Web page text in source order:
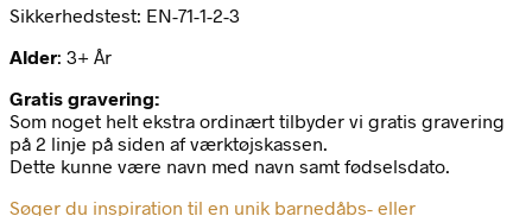
Sikkerhedstest: EN-71-1-2-3
Alder: 3+ År
Gratis gravering:
Som noget helt ekstra ordinært tilbyder vi gratis gravering
på 2 linje på siden af værktøjskassen.
Dette kunne være navn med navn samt fødselsdato.
Søger du inspiration til en unik barnedåbs- eller